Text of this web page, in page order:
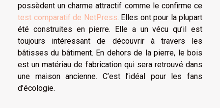
possèdent un charme attractif comme le confirme ce
test comparatif de NetPress. Elles ont pour la plupart
été construites en pierre. Elle a un vécu qu’il est
toujours intéressant de découvrir à travers les
bâtisses du bâtiment. En dehors de la pierre, le bois
est un matériau de fabrication qui sera retrouvé dans
une maison ancienne. C’est l’idéal pour les fans
d’écologie.